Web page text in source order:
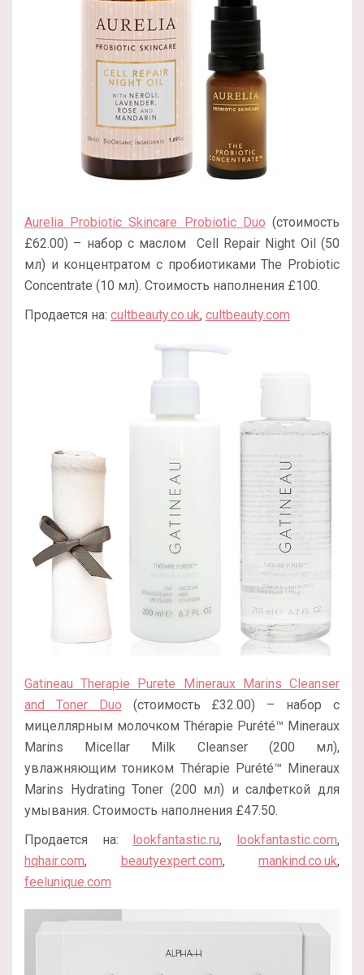
Aurelia Probiotic Skincare Probiotic Duo (стоимость
£62.00) – набор с маслом Cell Repair Night Oil (50
мл) и концентратом с пробиотиками The Probiotic
Concentrate (10 мл). Стоимость наполнения £100.
Продается на: cultbeauty.co.uk, cultbeauty.com
Gatineau Therapie Purete Mineraux Marins Cleanser
and Toner Duo (стоимость £32.00) – набор с
мицеллярным молочком Thérapie Purété™ Mineraux
Marins Micellar Milk Cleanser (200 мл),
увлажняющим тоником Thérapie Purété™ Mineraux
Marins Hydrating Toner (200 мл) и салфеткой для
умывания. Стоимость наполнения £47.50.
Продается на: lookfantastic.ru, lookfantastic.com,
hqhair.com, beautyexpert.com, mankind.co.uk,
feelunique.com